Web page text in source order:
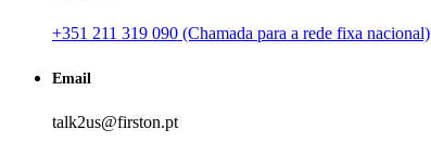
+351 211 319 090 (Chamada para a rede fixa nacional)
Email
talk2us@firston.pt